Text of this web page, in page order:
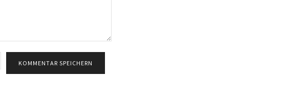
Mail:*